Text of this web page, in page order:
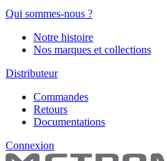
Qui sommes-nous ?
Notre histoire
Nos marques et collections
Distributeur
Commandes
Retours
Documentations
Connexion